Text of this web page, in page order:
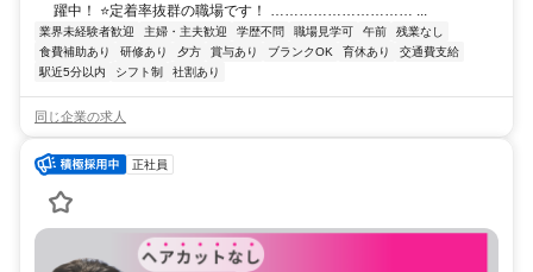
躍中！ ⭐定着率抜群の職場です！ ………………………… ...
業界未経験者歓迎 主婦・主夫歓迎 学歴不問 職場見学可 午前
残業なし
食費補助あり
研修あり 夕方 賞与あり ブランクOK 育休あり
交通費支給
駅近5分以内
シフト制 社割あり
同じ企業の求人
正社員